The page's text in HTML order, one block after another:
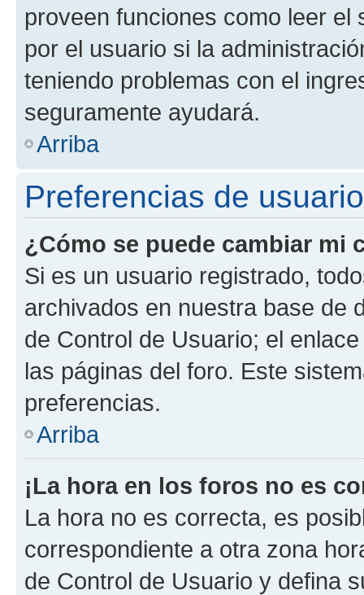
proveen funciones como leer el
por el usuario si la
teniendo problemas con el
seguramente ayudará.
Arriba
Preferencias de
¿Cómo se puede cambiar mi
Si es un usuario registrado,
archivados en nuestra base de
de Control de Usuario; el
las páginas del foro. Este
preferencias.
Arriba
¡La hora en los foros no es
La hora no es correcta, es
correspondiente a otra zona
de Control de Usuario y defina